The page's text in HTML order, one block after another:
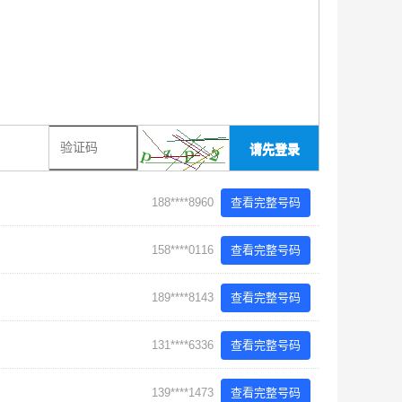
请先登录
188****8960 查看完整号码
158****0116 查看完整号码
189****8143 查看完整号码
131****6336 查看完整号码
139****1473 查看完整号码